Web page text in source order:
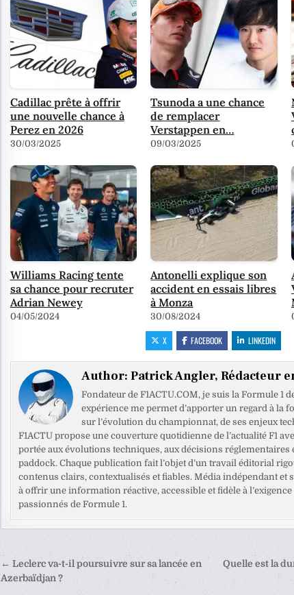
Cadillac prête à offrir
une nouvelle chance à
Perez en 2026
30/03/2025
Tsunoda a une chance
de remplacer
Verstappen en…
09/03/2025
Williams Racing tente
sa chance pour recruter
Adrian Newey
04/05/2024
Antonelli explique son
accident en essais libres
à Monza
30/08/2024
X FACEBOOK LINKEDIN
Author: Patrick Angler, Rédacteur
Fondateur de F1ACTU.COM, je suis la Formule 1
expérience me permet d’apporter un regard à la
sur l’évolution du championnat, de ses enjeux
F1ACTU propose une couverture quotidienne de l’actualité F1
portée aux évolutions techniques, aux décisions réglementaires
paddock. Chaque publication fait l’objet d’un travail éditorial
contenus clairs, contextualisés et fiables. Média indépendant et
à offrir une information réactive, accessible et fidèle à l’exigence
passionnés de Formule 1.
Navigation
de
Quelle est la
← Leclerc va-t-il poursuivre sur sa lancée en
Azerbaïdjan ?